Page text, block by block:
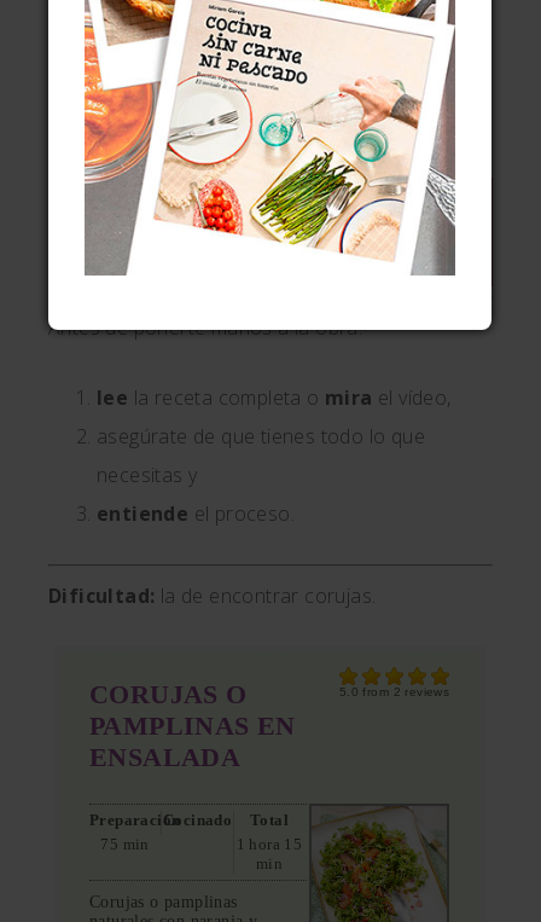
un queso azul del norte también haría un
buen papel, con precaución porque el
sabor intenso no debe enmascarar por
completo el de los vegetales.
¿Tienes alguna otra duda?
Pregúntamela en los comentarios
Antes de ponerte manos a la obra:
lee la receta completa o mira el vídeo,
asegúrate de que tienes todo lo que
necesitas y
entiende el proceso.
Dificultad: la de encontrar corujas.
5.0 from 2 reviews
CORUJAS O
PAMPLINAS EN
ENSALADA
Preparación
75 min
Cocinado
Total
1 hora 15
min
Corujas o pamplinas